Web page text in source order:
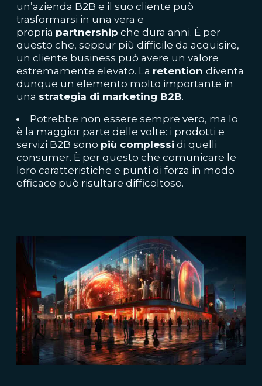
un’azienda B2B e il suo cliente può
trasformarsi in una vera e
propria partnership che dura anni. È per
questo che, seppur più difficile da acquisire,
un cliente business può avere un valore
estremamente elevato. La retention diventa
dunque un elemento molto importante in
una strategia di marketing B2B.
Potrebbe non essere sempre vero, ma lo
è la maggior parte delle volte: i prodotti e
servizi B2B sono più complessi di quelli
consumer. È per questo che comunicare le
loro caratteristiche e punti di forza in modo
efficace può risultare difficoltoso.